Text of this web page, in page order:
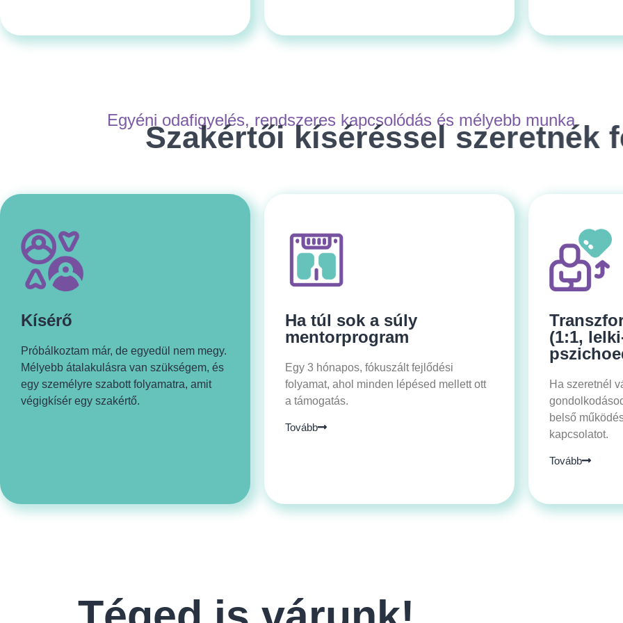
Egyéni odafigyelés, rendszeres kapcsolódás és mélyebb munka
Szakértői kíséréssel szeretnék
Kísérő
Próbálkoztam már, de egyedül nem megy.
Mélyebb átalakulásra van szükségem, és
egy személyre szabott folyamatra, amit
végigkísér egy szakértő.
Ha túl sok a súly
mentorprogram
Egy 3 hónapos, fókuszált fejlődési
folyamat, ahol minden lépésed mellett ott
a támogatás.
Tovább
(1:1,
Ha szeretnél
belső
kapcsolatot.
Tovább